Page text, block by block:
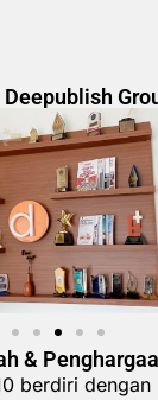
&
berdiri dengan